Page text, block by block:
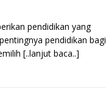
pendidikan yang
pendidikan bagi
[..lanjut baca..]